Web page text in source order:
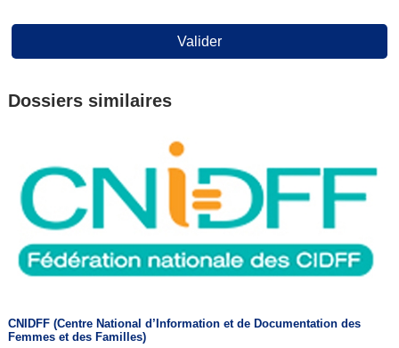
Valider
Dossiers similaires
CNIDFF (Centre National d’Information et de Documentation des
Femmes et des Familles)